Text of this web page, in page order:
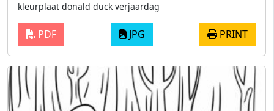
kleurplaat donald duck verjaardag
PDF JPG PRINT